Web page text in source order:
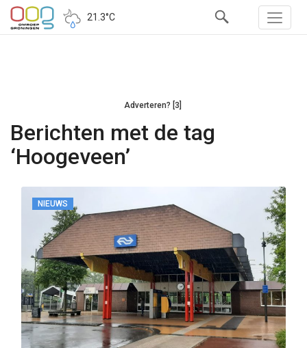
21.3°C
Adverteren? [3]
Berichten met de tag
‘Hoogeveen’
NIEUWS